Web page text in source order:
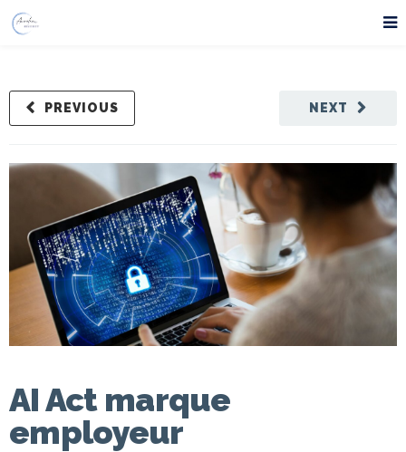
NEXT
PREVIOUS
AI Act marque
employeur